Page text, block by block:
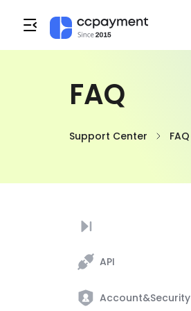
FAQ
Support Center FAQ
API
API Key
Account&Security